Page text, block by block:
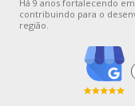
Há 9 anos fortalecendo
contribuindo para o
região.